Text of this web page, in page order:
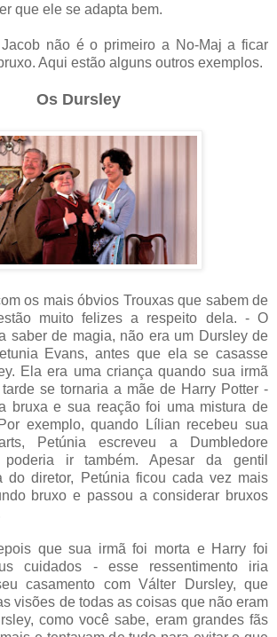
que ele se adapta bem.
não é o primeiro a No-Maj a ficar
Aqui estão alguns outros exemplos.
Os Dursley
os mais óbvios Trouxas que sabem de
muito felizes a respeito dela. - O
saber de magia, não era um Dursley de
Evans, antes que ela se casasse
Ela era uma criança quando sua irmã
se tornaria a mãe de Harry Potter -
bruxa e sua reação foi uma mistura de
exemplo, quando Lílian recebeu sua
Petúnia escreveu a Dumbledore
poderia ir também. Apesar da gentil
do diretor, Petúnia ficou cada vez mais
bruxo e passou a considerar bruxos
que sua irmã foi morta e Harry foi
cuidados - esse ressentimento iria
casamento com Válter Dursley, que
visões de todas as coisas que não eram
como você sabe, eram grandes fãs